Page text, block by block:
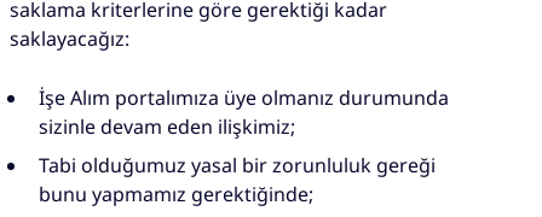
saklama kriterlerine göre gerektiği kadar
saklayacağız:
İşe Alım portalımıza üye olmanız durumunda
sizinle devam eden ilişkimiz;
Tabi olduğumuz yasal bir zorunluluk gereği
bunu yapmamız gerektiğinde;